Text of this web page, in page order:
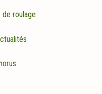
de roulage